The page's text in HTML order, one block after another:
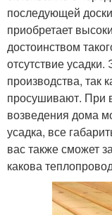
последующей
приобретает
достоинством
отсутствие усадки.
производства, так
просушивают. При
возведения дома
усадка, все
вас также сможет
какова